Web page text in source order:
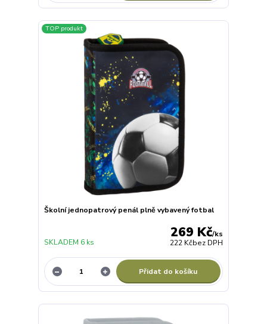
TOP produkt
Školní jednopatrový penál plně vybavený fotbal
269 Kč/ks
222 Kčbez DPH
SKLADEM 6 ks
Přidat do košíku